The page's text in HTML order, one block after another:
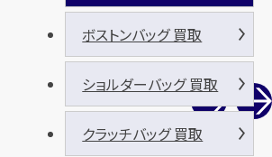
ボストンバッグ 買取
ショルダーバッグ 買取
クラッチバッグ 買取